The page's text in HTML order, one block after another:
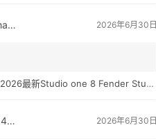
zhan3 2026年6月30日
2026最新Studio one 8 Fender Studio Pro 8 v8.0.0 WIN版 带扩展（附带安装教程）
11431 2026年6月30日